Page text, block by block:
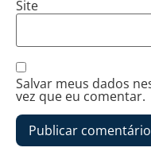
Site
Salvar meus dados
vez que eu comentar.